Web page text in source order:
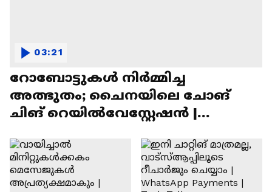
റോബോട്ടുകൾ നിർമ്മിച്ച
അത്ഭുതം; ചൈനയിലെ ചോങ്
ചിങ് റെയിൽവേസ്റ്റേഷൻ |
03:21